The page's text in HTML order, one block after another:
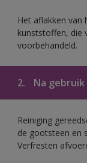
Het aflakken van
kunststoffen, die
voorbehandeld.
2. Na gebruik
Reiniging
de gootsteen en
Verfresten